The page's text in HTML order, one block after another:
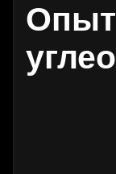
Опыт